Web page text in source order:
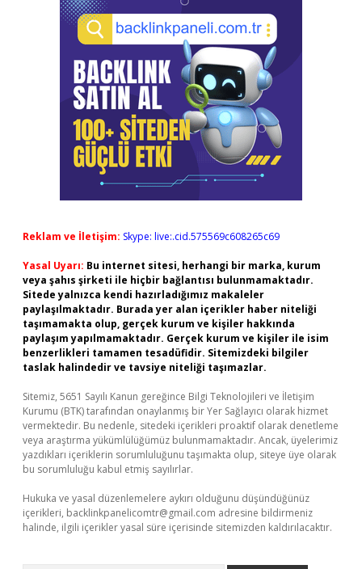
Reklam ve İletişim: Skype: live:.cid.575569c608265c69
Yasal Uyarı: Bu internet sitesi, herhangi bir marka, kurum
veya şahıs şirketi ile hiçbir bağlantısı bulunmamaktadır.
Sitede yalnızca kendi hazırladığımız makaleler
paylaşılmaktadır. Burada yer alan içerikler haber niteliği
taşımamakta olup, gerçek kurum ve kişiler hakkında
paylaşım yapılmamaktadır. Gerçek kurum ve kişiler ile isim
benzerlikleri tamamen tesadüfidir. Sitemizdeki bilgiler
taslak halindedir ve tavsiye niteliği taşımazlar.
Sitemiz, 5651 Sayılı Kanun gereğince Bilgi Teknolojileri ve İletişim
Kurumu (BTK) tarafından onaylanmış bir Yer Sağlayıcı olarak hizmet
vermektedir. Bu nedenle, sitedeki içerikleri proaktif olarak denetleme
veya araştırma yükümlülüğümüz bulunmamaktadır. Ancak, üyelerimiz
yazdıkları içeriklerin sorumluluğunu taşımakta olup, siteye üye olarak
bu sorumluluğu kabul etmiş sayılırlar.
Hukuka ve yasal düzenlemelere aykırı olduğunu düşündüğünüz
içerikleri, backlinkpanelicomtr@gmail.com adresine bildirmeniz
halinde, ilgili içerikler yasal süre içerisinde sitemizden kaldırılacaktır.